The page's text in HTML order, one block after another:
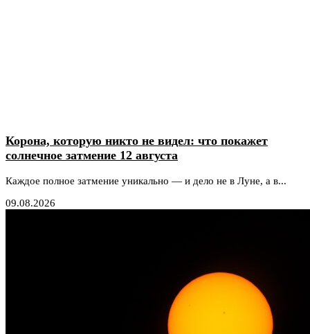
Корона, которую никто не видел: что покажет
солнечное затмение 12 августа
Каждое полное затмение уникально — и дело не в Луне, а в...
09.08.2026